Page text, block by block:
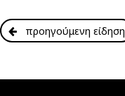
προηγούμενη είδηση